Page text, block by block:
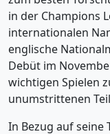
in der Champions
internationalen
englische
Debüt im
wichtigen Spielen
unumstrittenen
In Bezug auf seine